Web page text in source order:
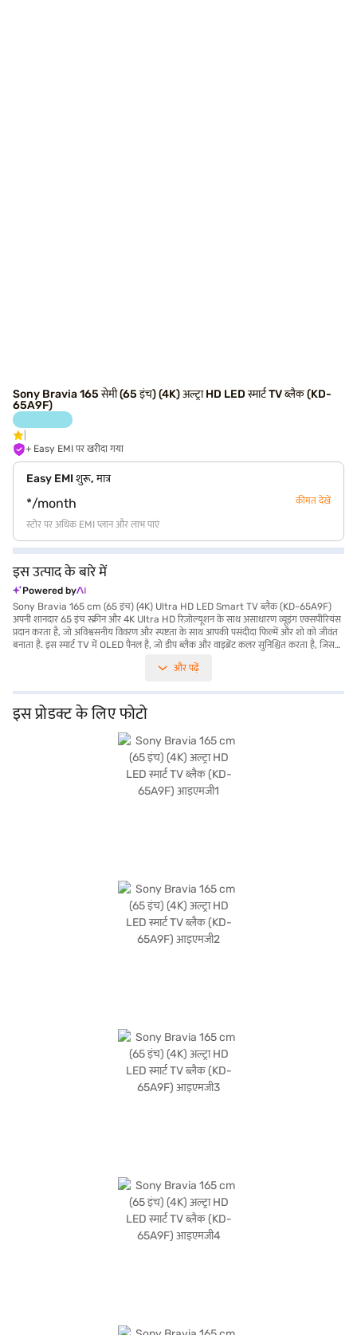
Sony Bravia 165 सेमी (65 इंच) (4K) अल्ट्रा HD LED स्मार्ट TV ब्लैक (KD-
65A9F)
+ Easy EMI पर खरीदा गया
Easy EMI शुरू, मात्र
*/month कीमत देखें
स्टोर पर अधिक EMI प्लान और लाभ पाएं
इस उत्पाद के बारे में
Powered by
Sony Bravia 165 cm (65 इंच) (4K) Ultra HD LED Smart TV ब्लैक (KD-65A9F)
अपनी शानदार 65 इंच स्क्रीन और 4K Ultra HD रिज़ोल्यूशन के साथ असाधारण व्यूइंग एक्सपीरियंस
प्रदान करता है, जो अविश्वसनीय विवरण और स्पष्टता के साथ आपकी पसंदीदा फिल्में और शो को जीवंत
बनाता है. इस स्मार्ट TV में OLED पैनल है, जो डीप ब्लैक और वाइब्रेंट कलर सुनिश्चित करता है, जिससे
कंसोल और Blu-रे प्लेयर्स जैसे कई डिवाइस को आसानी से कनेक्ट कर सकते हैं. बिल्ट-इन सराउंड
स्मार्ट TV प्लेटफॉर्म पर चलने वाले, आपको कई तरह के ऐप और स्ट्रीमिंग सेवाओं का एक्सेस मिलता है.
Sony Bravia 4K अल्ट्रा HD LED स्मार्ट TV उन लोगों के लिए डिज़ाइन किया गया है जो प्रीमियम
पिक्चर क्वॉलिटी और स्मूथ स्मार्ट फंक्शनलिटी की सराहना करते हैं. बिजली की खपत 500 W है, और
इसका स्टैंडबाय मोड मात्र 0.5 W है, जो मॉडर्न ऊर्जा दक्षता मानकों के अनुरूप है. अपनी खरीद को बढ़ाने
के लिए, बजाज फाइनेंस पर विकल्पों को देखें या पार्टनर स्टोर पर जाएं, जहां आप आसान EMI के लाभ
और पढ़ें
इस प्रोडक्ट के लिए फोटो